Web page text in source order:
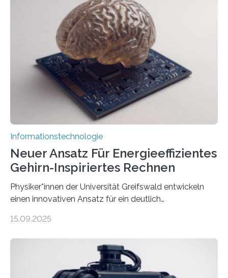
der MindPort GmbH eine neuartige, KI-gestützte
Lösung zur Erzeugung von Emotionen für realistische
Avatare. Gen-AIvatar entwickelt innovative und
kosteneffiziente Methoden, um lebensechte Avatare zu
erstellen. „Besonders wichtig ist uns eine ganzheitliche
Animation, bei der Stimme, Körperbewegung, Gestik
und Mimik im Einklang sind…
Informationstechnologie
Neuer Ansatz Für Energieeffizientes
Gehirn-Inspiriertes Rechnen
Physiker*innen der Universität Greifswald entwickeln
einen innovativen Ansatz für ein deutlich
Lösungsweg ist inspiriert vom menschlichen Gehirn. Die
stellt die heutige Computertechnik vor
Herausforderungen. Herkömmliche Silizium-
Prozessoren stoßen an ihre Grenzen: Sie verbrauchen
15.09.2025